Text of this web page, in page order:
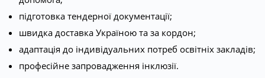
підготовка тендерної документації;
швидка доставка Україною та за кордон;
адаптація до індивідуальних потреб освітніх закладів;
професійне запровадження інклюзії.